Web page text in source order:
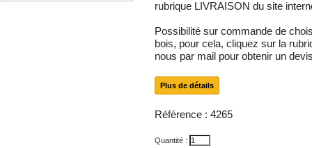
rubrique LIVRAISON du site
Possibilité sur commande de
bois, pour cela, cliquez sur la
nous par mail pour obtenir un
Plus de détails
Référence : 4265
Quantité :